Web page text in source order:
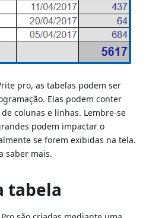
pro, as tabelas podem ser
Elas podem conter
colunas e linhas. Lembre-se
podem impactar o
se forem exibidas na tela.
saber mais.
tabela